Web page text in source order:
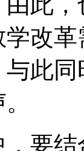
改
此
要